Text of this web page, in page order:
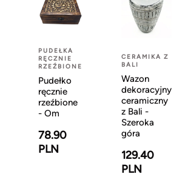
PUDEŁKA
RĘCZNIE
RZEŹBIONE
Pudełko
ręcznie
rzeźbione
- Om
78.90
PLN
CERAMIKA Z
BALI
Wazon
dekoracyjny
ceramiczny
z Bali -
Szeroka
góra
129.40
PLN